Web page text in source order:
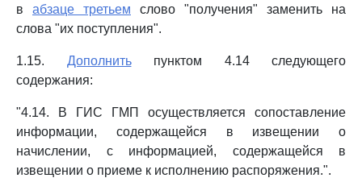
в абзаце третьем слово "получения" заменить на
слова "их поступления".
1.15. Дополнитьпунктом 4.14 следующего
содержания:
"4.14. В ГИС ГМП осуществляется сопоставление
информации, содержащейся в извещении о
начислении, с информацией, содержащейся в
извещении о приеме к исполнению распоряжения.".